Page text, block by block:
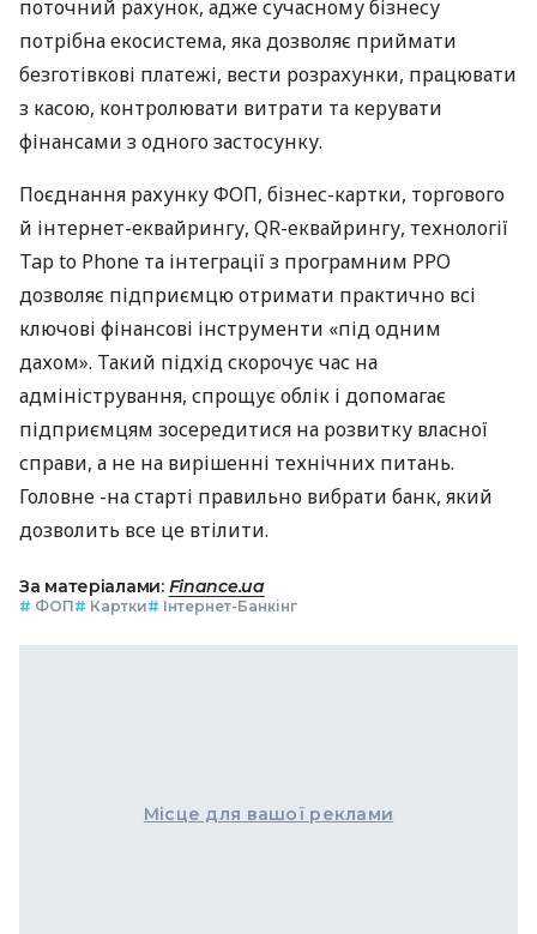
поточний рахунок, адже сучасному бізнесу
потрібна екосистема, яка дозволяє приймати
безготівкові платежі, вести розрахунки, працювати
з касою, контролювати витрати та керувати
фінансами з одного застосунку.
Поєднання рахунку ФОП, бізнес-картки, торгового
й інтернет-еквайрингу, QR-еквайрингу, технології
Tap to Phone та інтеграції з програмним РРО
дозволяє підприємцю отримати практично всі
ключові фінансові інструменти «під одним
дахом». Такий підхід скорочує час на
адміністрування, спрощує облік і допомагає
підприємцям зосередитися на розвитку власної
справи, а не на вирішенні технічних питань.
Головне -на старті правильно вибрати банк, який
дозволить все це втілити.
За матеріалами: Finance.ua
# ФОП# Картки# Інтернет-Банкінг
Місце для вашої реклами